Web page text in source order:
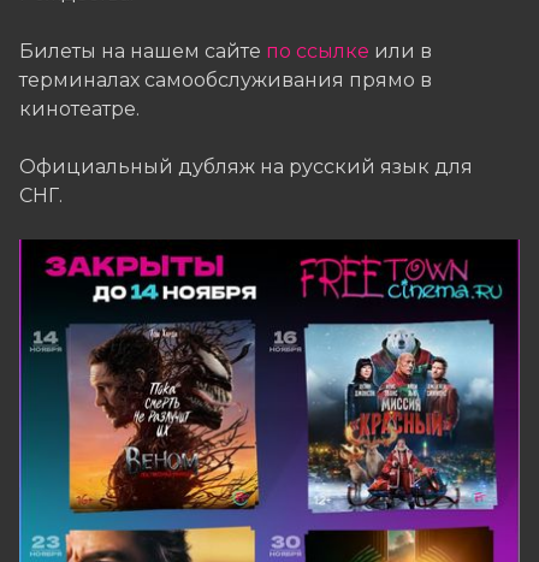
Билеты на нашем сайте по ссылке или в
терминалах самообслуживания прямо в
кинотеатре.
Официальный дубляж на русский язык для
СНГ.